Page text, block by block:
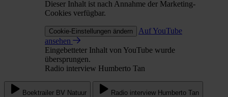
Dieser Inhalt ist nach Annahme der Marketing-
Cookies verfügbar.
Cookie-Einstellungen ändern
Auf YouTube
ansehen
Eingebetteter Inhalt von YouTube wurde
übersprungen.
Radio interview Humberto Tan
Boektrailer BV Natuur Radio interview Humberto Tan